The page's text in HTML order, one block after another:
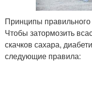
Принципы правильного
Чтобы затормозить
скачков сахара,
следующие правила: